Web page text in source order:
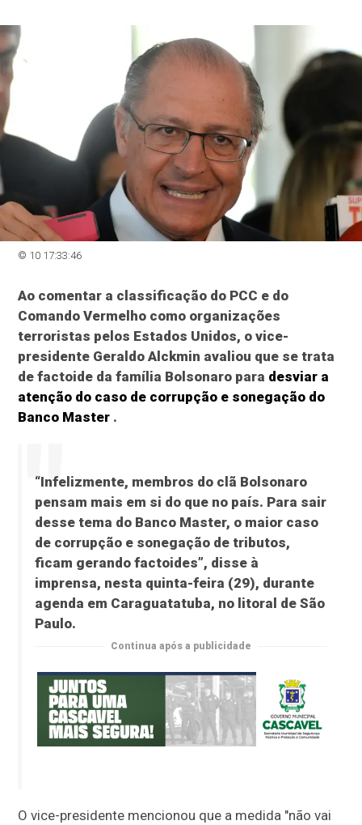
© 10 17:33:46
Ao comentar a classificação do PCC e do
Comando Vermelho como organizações
terroristas pelos Estados Unidos, o vice-
presidente Geraldo Alckmin avaliou que se trata
de factoide da família Bolsonaro para desviar a
atenção do caso de corrupção e sonegação do
Banco Master .
“Infelizmente, membros do clã Bolsonaro
pensam mais em si do que no país. Para sair
desse tema do Banco Master, o maior caso
de corrupção e sonegação de tributos,
ficam gerando factoides”, disse à
imprensa, nesta quinta-feira (29), durante
agenda em Caraguatatuba, no litoral de São
Paulo.
Continua após a publicidade
O vice-presidente mencionou que a medida "não vai